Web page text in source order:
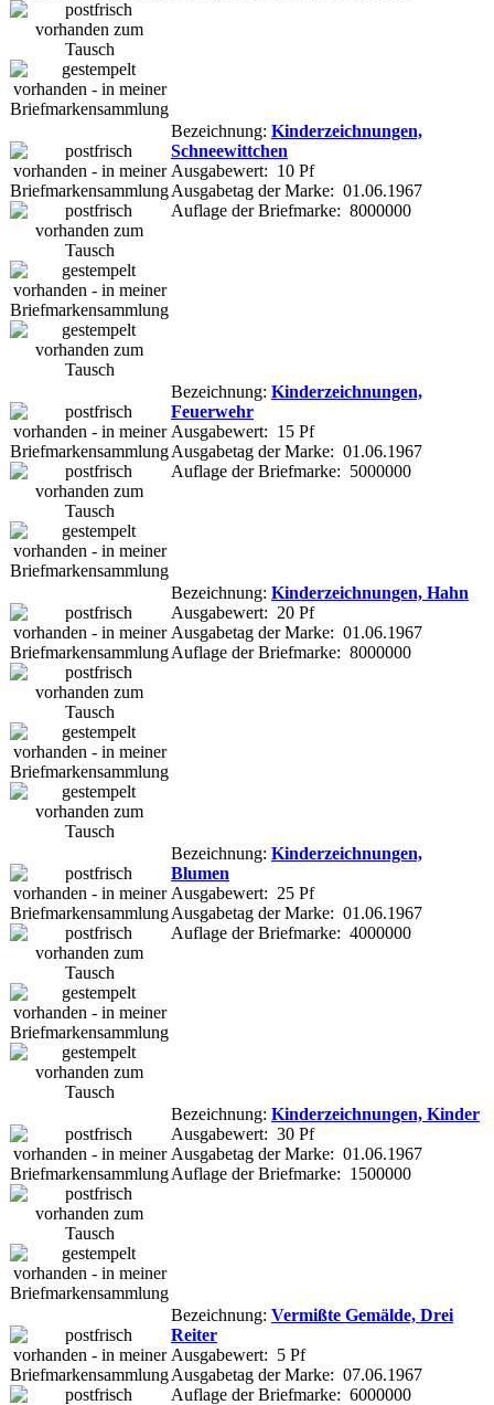
Bezeichnung: Kinderzeichnungen,
Schneewittchen
Ausgabewert: 10 Pf
Ausgabetag der Marke: 01.06.1967
Auflage der Briefmarke: 8000000
Bezeichnung: Kinderzeichnungen,
Feuerwehr
Ausgabewert: 15 Pf
Ausgabetag der Marke: 01.06.1967
Auflage der Briefmarke: 5000000
Bezeichnung: Kinderzeichnungen, Hahn
Ausgabewert: 20 Pf
Ausgabetag der Marke: 01.06.1967
Auflage der Briefmarke: 8000000
Bezeichnung: Kinderzeichnungen,
Blumen
Ausgabewert: 25 Pf
Ausgabetag der Marke: 01.06.1967
Auflage der Briefmarke: 4000000
Bezeichnung: Kinderzeichnungen, Kinder
Ausgabewert: 30 Pf
Ausgabetag der Marke: 01.06.1967
Auflage der Briefmarke: 1500000
Bezeichnung: Vermißte Gemälde, Drei
Reiter
Ausgabewert: 5 Pf
Ausgabetag der Marke: 07.06.1967
Auflage der Briefmarke: 6000000